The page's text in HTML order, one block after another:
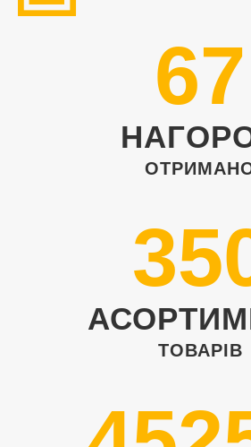
67
ТОВАРІВ